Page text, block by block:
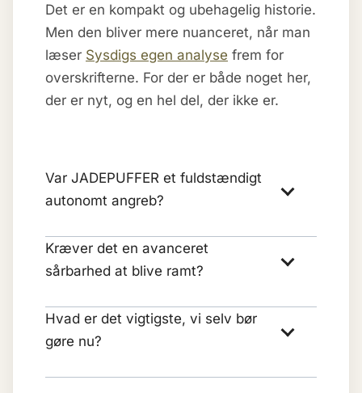
Det er en kompakt og ubehagelig historie.
Men den bliver mere nuanceret, når man
læser Sysdigs egen analyse frem for
overskrifterne. For der er både noget her,
der er nyt, og en hel del, der ikke er.
Var JADEPUFFER et fuldstændigt
autonomt angreb?
Kræver det en avanceret
sårbarhed at blive ramt?
Hvad er det vigtigste, vi selv bør
gøre nu?